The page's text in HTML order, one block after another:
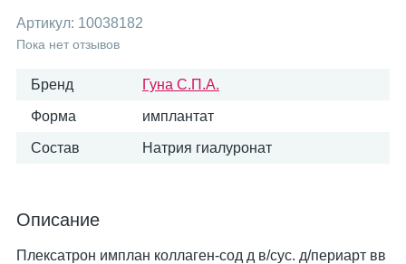
Артикул: 10038182
Пока нет отзывов
Бренд Гуна С.П.А.
Форма имплантат
Состав Натрия гиалуронат
Описание
Плексатрон имплан коллаген-сод д в/сус. д/периарт вв